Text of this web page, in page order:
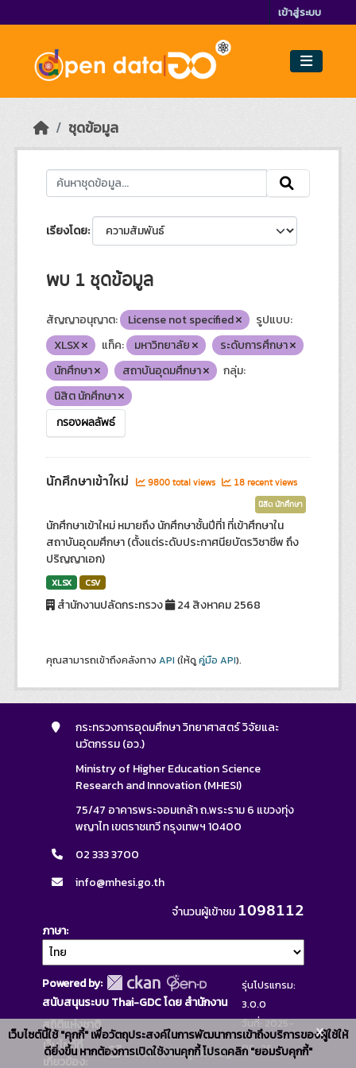
เข้าสู่ระบบ
ชุดข้อมูล
เรียงโดย
พบ 1 ชุดข้อมูล
สัญญาอนุญาต: License not specified
รูปแบบ:
XLSX
แท็ค: มหาวิทยาลัย
ระดับการศึกษา
นักศึกษา
สถาบันอุดมศึกษา
กลุ่ม:
นิสิต นักศึกษา
กรองผลลัพธ์
นักศึกษาเข้าใหม่ 9800 total views 18 recent views
นิสิต นักศึกษา
นักศึกษาเข้าใหม่ หมายถึง นักศึกษาชั้นปีที่1 ที่เข้าศึกษาใน
สถาบันอุดมศึกษา (ตั้งแต่ระดับประกาศนียบัตรวิชาชีพ ถึง
ปริญญาเอก)
XLSX CSV
สำนักงานปลัดกระทรวง 24 สิงหาคม 2568
คุณสามารถเข้าถึงคลังทางAPI (ให้ดูคู่มือ API).
กระทรวงการอุดมศึกษา วิทยาศาสตร์ วิจัยและ
นวัตกรรม (อว.)
Ministry of Higher Education Science
Research and Innovation (MHESI)
75/47 อาคารพระจอมเกล้า ถ.พระราม 6 แขวงทุ่ง
พญาไท เขตราชเทวี กรุงเทพฯ 10400
02 333 3700
info@mhesi.go.th
จำนวนผู้เข้าชม1098112
ภาษา
Powered by:
สนับสนุนระบบ Thai-GDC โดย สำนักงาน
สถิติแห่งชาติ
เว็บไซต์ที่
เกี่ยวข้อง:
ระบบบัญชีข้อมูลภาครัฐ
รุ่นโปรแกรม:
3.0.0
วันที่: 2025-
06-26
เว็บไซต์นี้ใช้ "คุกกี้" เพื่อวัตถุประสงค์ในการพัฒนาการเข้าถึงบริการของผู้ใช้ให้
ดียิ่งขึ้น หากต้องการเปิดใช้งานคุกกี้ โปรดคลิก "ยอมรับคุกกี้"
x